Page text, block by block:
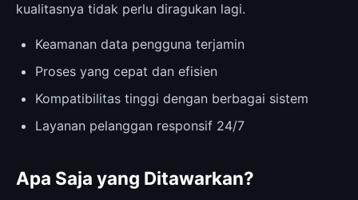
kualitasnya tidak perlu diragukan lagi.
Keamanan data pengguna terjamin
Proses yang cepat dan efisien
Kompatibilitas tinggi dengan berbagai sistem
Layanan pelanggan responsif 24/7
Apa Saja yang Ditawarkan?